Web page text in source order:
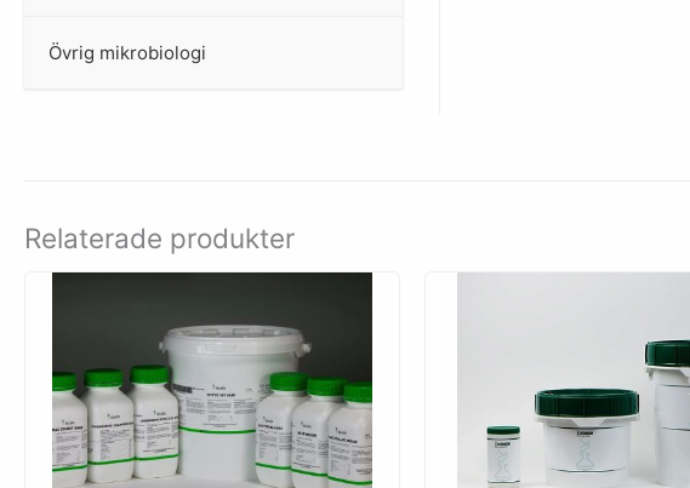
Övrig mikrobiologi
–
Relaterade produkter